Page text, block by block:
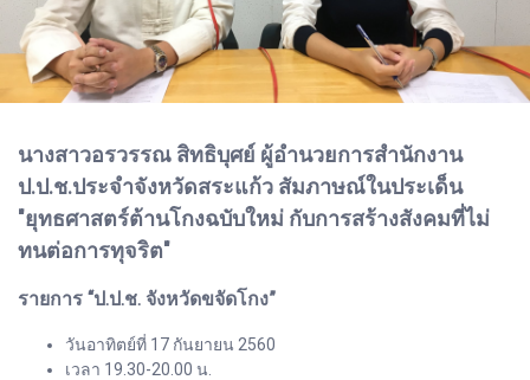
นางสาวอรวรรณ สิทธิบุศย์ ผู้อำนวยการสำนักงาน
ป.ป.ช.ประจำจังหวัดสระแก้ว สัมภาษณ์ในประเด็น
"ยุทธศาสตร์ต้านโกงฉบับใหม่ กับการสร้างสังคมที่ไม่
ทนต่อการทุจริต"
รายการ “ป.ป.ช. จังหวัดขจัดโกง”
วันอาทิตย์ที่ 17 กันยายน 2560
เวลา 19.30-20.00 น.